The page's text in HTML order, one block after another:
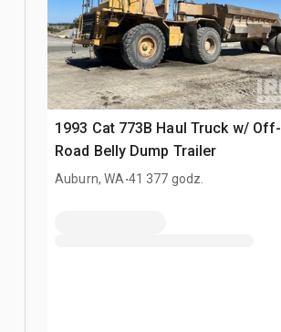
1993 Cat 773B Haul Truck w/ Off-
Road Belly Dump Trailer
Auburn, WA.41 377 godz.